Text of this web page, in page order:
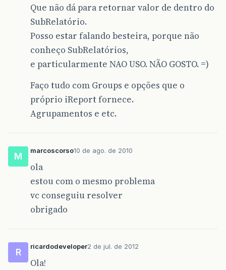
Que não dá para retornar valor de dentro do
SubRelatório.
Posso estar falando besteira, porque não
conheço SubRelatórios,
e particularmente NAO USO. NÃO GOSTO. =)
Faço tudo com Groups e opções que o
próprio iReport fornece.
Agrupamentos e etc.
M
marcoscorso10 de ago. de 2010
ola
estou com o mesmo problema
vc conseguiu resolver
obrigado
R
ricardodeveloper2 de jul. de 2012
Ola!